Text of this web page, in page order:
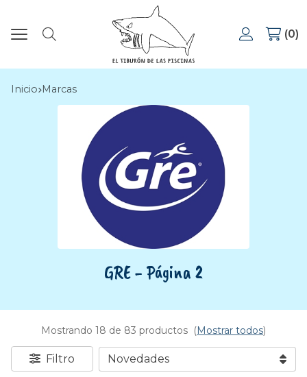
Buscar
0
Inicio marcas
GRE - Página 2
Mostrando 18 de 83 productos (Mostrar todos)
Filtro